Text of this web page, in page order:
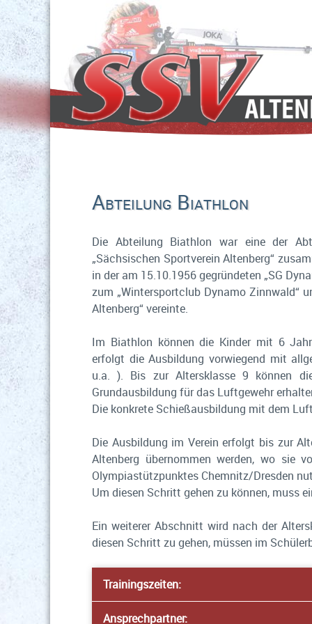
Abteilung Biathlon
Die Abteilung Biathlon war eine der
„Sächsischen Sportverein Altenberg“
in der am 15.10.1956 gegründeten „SG
zum „Wintersportclub Dynamo Zinnwald“
Altenberg“ vereinte.
Im Biathlon können die Kinder mit 6
erfolgt die Ausbildung vorwiegend mit
u.a. ). Bis zur Altersklasse 9 können
Grundausbildung für das Luftgewehr
Die konkrete Schießausbildung mit dem
Die Ausbildung im Verein erfolgt bis zur
Altenberg übernommen werden, wo sie
Olympiastützpunktes Chemnitz/Dresden
Um diesen Schritt gehen zu können, muss
Ein weiterer Abschnitt wird nach der
diesen Schritt zu gehen, müssen im
Trainingszeiten:
Ansprechpartner: